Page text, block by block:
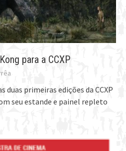
para a CCXP
duas primeiras edições da CCXP
seu estande e painel repleto